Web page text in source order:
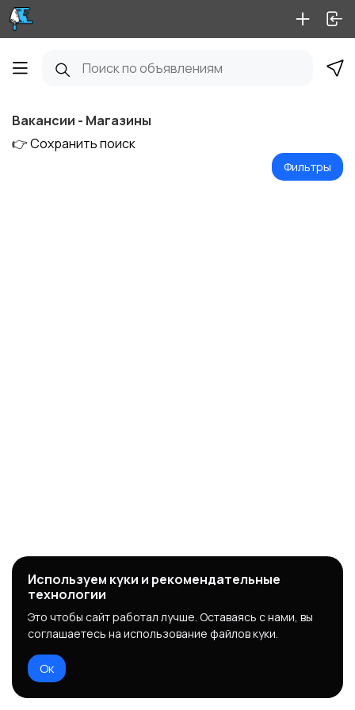
Вакансии - Магазины
👉 Сохранить поиск
Фильтры
Используем куки и рекомендательные
технологии
Это чтобы сайт работал лучше. Оставаясь с нами, вы
соглашаетесь на использование файлов куки.
Ок